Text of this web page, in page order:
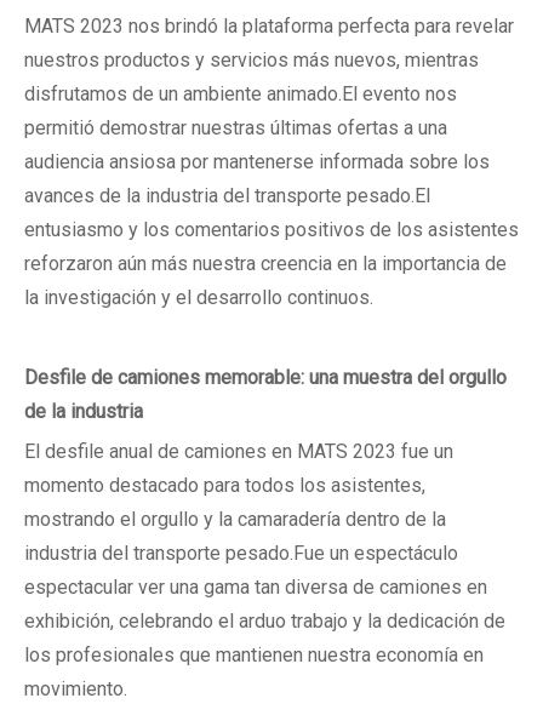
MATS 2023 nos brindó la plataforma perfecta para revelar
nuestros productos y servicios más nuevos, mientras
disfrutamos de un ambiente animado.El evento nos
permitió demostrar nuestras últimas ofertas a una
audiencia ansiosa por mantenerse informada sobre los
avances de la industria del transporte pesado.El
entusiasmo y los comentarios positivos de los asistentes
reforzaron aún más nuestra creencia en la importancia de
la investigación y el desarrollo continuos.
Desfile de camiones memorable: una muestra del orgullo
de la industria
El desfile anual de camiones en MATS 2023 fue un
momento destacado para todos los asistentes,
mostrando el orgullo y la camaradería dentro de la
industria del transporte pesado.Fue un espectáculo
espectacular ver una gama tan diversa de camiones en
exhibición, celebrando el arduo trabajo y la dedicación de
los profesionales que mantienen nuestra economía en
movimiento.